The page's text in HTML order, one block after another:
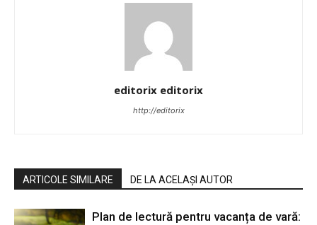
editorix editorix
http://editorix
ARTICOLE SIMILARE DE LA ACELAȘI AUTOR
Plan de lectură pentru vacanța de vară: